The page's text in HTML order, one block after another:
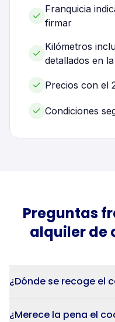
Franquicia
firmar
Kilómetros
detallados en
Precios con el
Condiciones
Preguntas
alquiler de
¿Dónde se recoge el
¿Merece la pena el